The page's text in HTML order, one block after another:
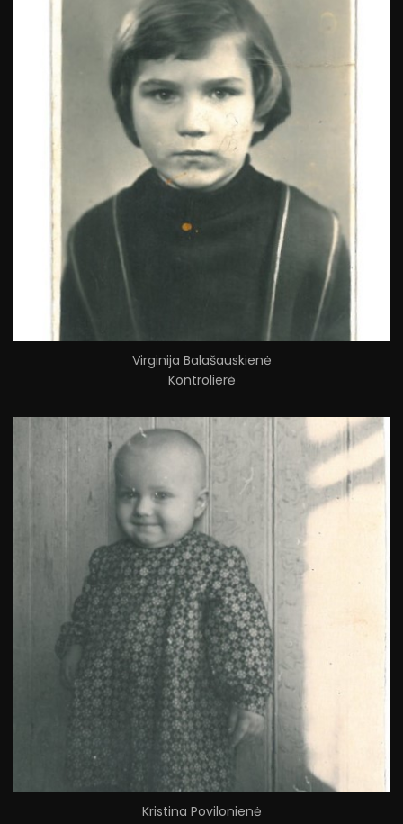
Virginija Balašauskienė
Kontrolierė
Kristina Povilonienė